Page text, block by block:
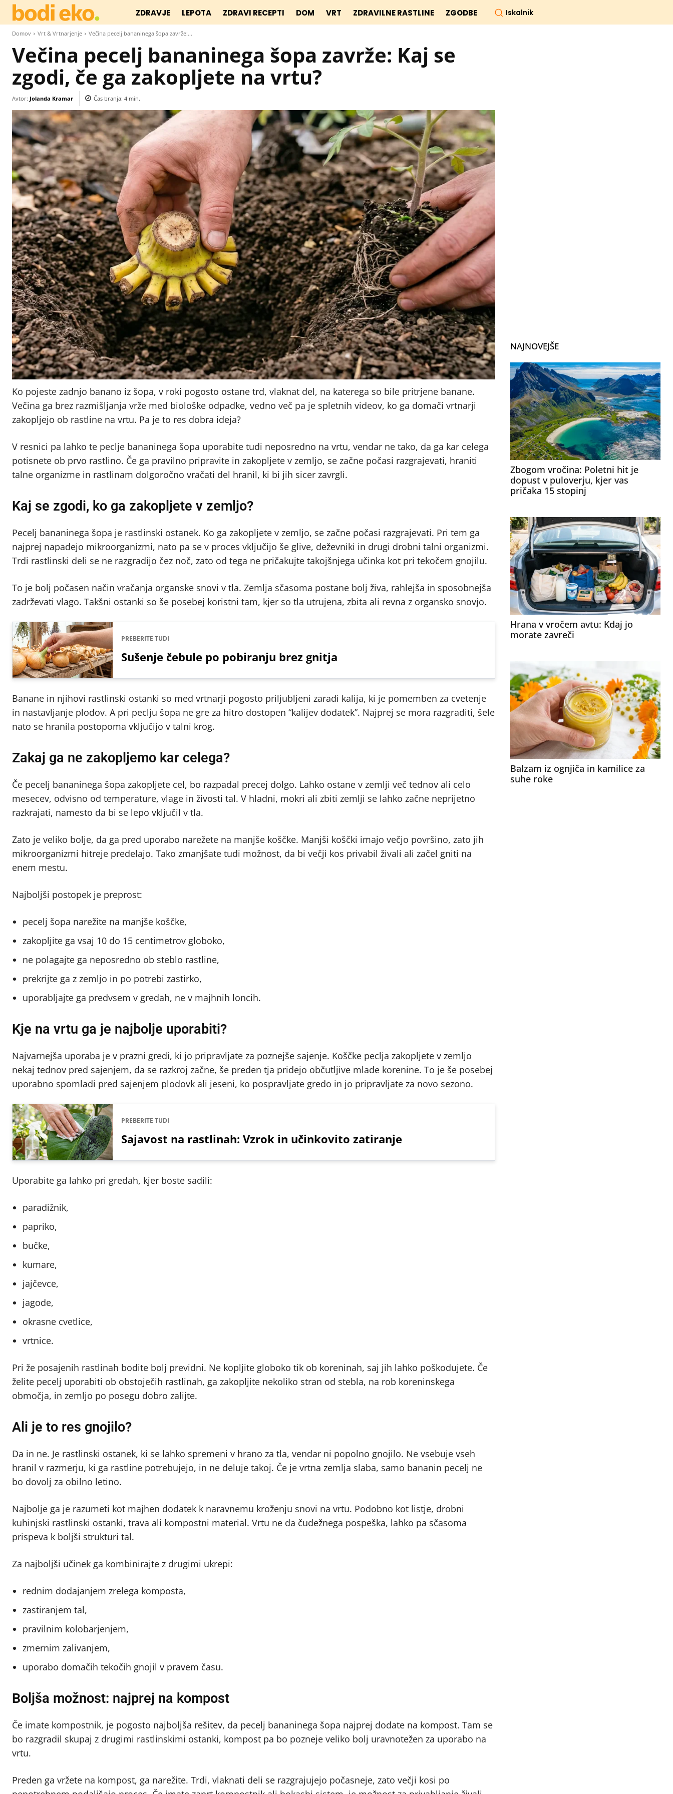
ZDRAVJE LEPOTA ZDRAVI RECEPTI DOM VRT ZDRAVILNE RASTLINE ZGODBE Iskalnik
Domov Vrt & Vrtnarjenje Večina pecelj bananinega šopa zavrže:...
Večina pecelj bananinega šopa zavrže: Kaj se
zgodi, če ga zakopljete na vrtu?
Avtor: Jolanda Kramar Čas branja: 4 min.
Ko pojeste zadnjo banano iz šopa, v roki pogosto ostane trd, vlaknat del, na katerega so bile pritrjene banane.
Večina ga brez razmišljanja vrže med biološke odpadke, vedno več pa je spletnih videov, ko ga domači vrtnarji
zakopljejo ob rastline na vrtu. Pa je to res dobra ideja?
V resnici pa lahko te peclje bananinega šopa uporabite tudi neposredno na vrtu, vendar ne tako, da ga kar celega
potisnete ob prvo rastlino. Če ga pravilno pripravite in zakopljete v zemljo, se začne počasi razgrajevati, hraniti
talne organizme in rastlinam dolgoročno vračati del hranil, ki bi jih sicer zavrgli.
Kaj se zgodi, ko ga zakopljete v zemljo?
Pecelj bananinega šopa je rastlinski ostanek. Ko ga zakopljete v zemljo, se začne počasi razgrajevati. Pri tem ga
najprej napadejo mikroorganizmi, nato pa se v proces vključijo še glive, deževniki in drugi drobni talni organizmi.
Trdi rastlinski deli se ne razgradijo čez noč, zato od tega ne pričakujte takojšnjega učinka kot pri tekočem gnojilu.
To je bolj počasen način vračanja organske snovi v tla. Zemlja sčasoma postane bolj živa, rahlejša in sposobnejša
zadrževati vlago. Takšni ostanki so še posebej koristni tam, kjer so tla utrujena, zbita ali revna z organsko snovjo.
PREBERITE TUDI
Sušenje čebule po pobiranju brez gnitja
Banane in njihovi rastlinski ostanki so med vrtnarji pogosto priljubljeni zaradi kalija, ki je pomemben za cvetenje
in nastavljanje plodov. A pri peclju šopa ne gre za hitro dostopen “kalijev dodatek”. Najprej se mora razgraditi, šele
nato se hranila postopoma vključijo v talni krog.
Zakaj ga ne zakopljemo kar celega?
Če pecelj bananinega šopa zakopljete cel, bo razpadal precej dolgo. Lahko ostane v zemlji več tednov ali celo
mesecev, odvisno od temperature, vlage in živosti tal. V hladni, mokri ali zbiti zemlji se lahko začne neprijetno
razkrajati, namesto da bi se lepo vključil v tla.
Zato je veliko bolje, da ga pred uporabo narežete na manjše koščke. Manjši koščki imajo večjo površino, zato jih
mikroorganizmi hitreje predelajo. Tako zmanjšate tudi možnost, da bi večji kos privabil živali ali začel gniti na
enem mestu.
Najboljši postopek je preprost:
pecelj šopa narežite na manjše koščke,
zakopljite ga vsaj 10 do 15 centimetrov globoko,
ne polagajte ga neposredno ob steblo rastline,
prekrijte ga z zemljo in po potrebi zastirko,
uporabljajte ga predvsem v gredah, ne v majhnih loncih.
Kje na vrtu ga je najbolje uporabiti?
Najvarnejša uporaba je v prazni gredi, ki jo pripravljate za poznejše sajenje. Koščke peclja zakopljete v zemljo
nekaj tednov pred sajenjem, da se razkroj začne, še preden tja pridejo občutljive mlade korenine. To je še posebej
uporabno spomladi pred sajenjem plodovk ali jeseni, ko pospravljate gredo in jo pripravljate za novo sezono.
PREBERITE TUDI
Sajavost na rastlinah: Vzrok in učinkovito zatiranje
Uporabite ga lahko pri gredah, kjer boste sadili:
paradižnik,
papriko,
bučke,
kumare,
jajčevce,
jagode,
okrasne cvetlice,
vrtnice.
Pri že posajenih rastlinah bodite bolj previdni. Ne kopljite globoko tik ob koreninah, saj jih lahko poškodujete. Če
želite pecelj uporabiti ob obstoječih rastlinah, ga zakopljite nekoliko stran od stebla, na rob koreninskega
območja, in zemljo po posegu dobro zalijte.
Ali je to res gnojilo?
Da in ne. Je rastlinski ostanek, ki se lahko spremeni v hrano za tla, vendar ni popolno gnojilo. Ne vsebuje vseh
hranil v razmerju, ki ga rastline potrebujejo, in ne deluje takoj. Če je vrtna zemlja slaba, samo bananin pecelj ne
bo dovolj za obilno letino.
Najbolje ga je razumeti kot majhen dodatek k naravnemu kroženju snovi na vrtu. Podobno kot listje, drobni
kuhinjski rastlinski ostanki, trava ali kompostni material. Vrtu ne da čudežnega pospeška, lahko pa sčasoma
prispeva k boljši strukturi tal.
Za najboljši učinek ga kombinirajte z drugimi ukrepi:
rednim dodajanjem zrelega komposta,
zastiranjem tal,
pravilnim kolobarjenjem,
zmernim zalivanjem,
uporabo domačih tekočih gnojil v pravem času.
Boljša možnost: najprej na kompost
Če imate kompostnik, je pogosto najboljša rešitev, da pecelj bananinega šopa najprej dodate na kompost. Tam se
bo razgradil skupaj z drugimi rastlinskimi ostanki, kompost pa bo pozneje veliko bolj uravnotežen za uporabo na
vrtu.
Preden ga vržete na kompost, ga narežite. Trdi, vlaknati deli se razgrajujejo počasneje, zato večji kosi po
NAJNOVEJŠE
Zbogom vročina: Poletni hit je
dopust v puloverju, kjer vas
pričaka 15 stopinj
Hrana v vročem avtu: Kdaj jo
morate zavreči
Balzam iz ognjiča in kamilice za
suhe roke